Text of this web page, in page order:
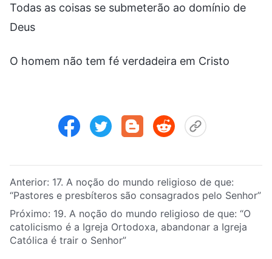
Todas as coisas se submeterão ao domínio de
Deus
O homem não tem fé verdadeira em Cristo
Anterior: 17. A noção do mundo religioso de que:
“Pastores e presbíteros são consagrados pelo Senhor”
Próximo: 19. A noção do mundo religioso de que: “O
catolicismo é a Igreja Ortodoxa, abandonar a Igreja
Católica é trair o Senhor”